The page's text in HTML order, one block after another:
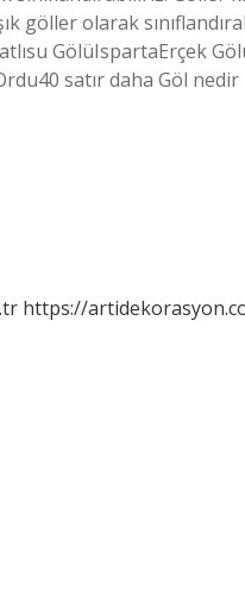
göller olarak
GölüIspartaErçek
satır daha Göl
https://